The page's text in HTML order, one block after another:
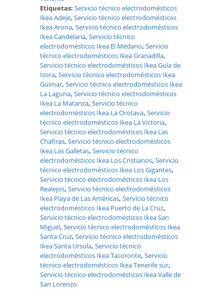
Etiquetas: Servicio técnico electrodomésticos
Ikea Adeje, Servicio técnico electrodomésticos
Ikea Arona, Servicio técnico electrodomésticos
Ikea Candelaria, Servicio técnico
electrodomésticos Ikea El Médano, Servicio
técnico electrodomésticos Ikea Granadilla,
Servicio técnico electrodomésticos Ikea Guía de
Isora, Servicio técnico electrodomésticos Ikea
Güímar, Servicio técnico electrodomésticos Ikea
La Laguna, Servicio técnico electrodomésticos
Ikea La Matanza, Servicio técnico
electrodomésticos Ikea La Orotava, Servicio
técnico electrodomésticos Ikea La Victoria,
Servicio técnico electrodomésticos Ikea Las
Chafiras, Servicio técnico electrodomésticos
Ikea Las Galletas, Servicio técnico
electrodomésticos Ikea Los Cristianos, Servicio
técnico electrodomésticos Ikea Los Gigantes,
Servicio técnico electrodomésticos Ikea Los
Realejos, Servicio técnico electrodomésticos
Ikea Playa de Las Américas, Servicio técnico
electrodomésticos Ikea Puerto de La Cruz,
Servicio técnico electrodomésticos Ikea San
Miguel, Servicio técnico electrodomésticos Ikea
Santa Cruz, Servicio técnico electrodomésticos
Ikea Santa Ursula, Servicio técnico
electrodomésticos Ikea Tacoronte, Servicio
técnico electrodomésticos Ikea Tenerife sur,
Servicio técnico electrodomésticos Ikea Valle de
San Lorenzo